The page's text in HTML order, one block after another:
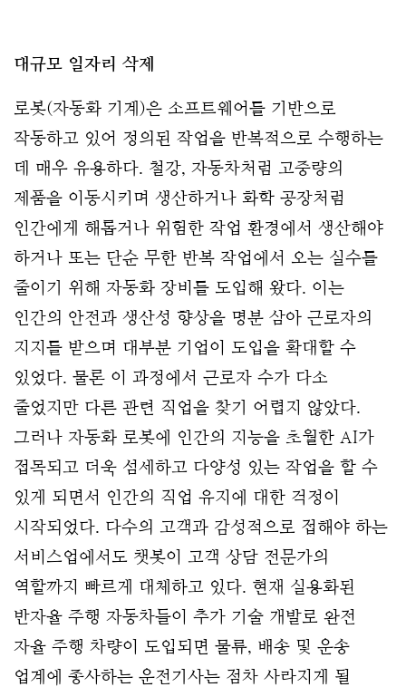
대규모 일자리 삭제
로봇(자동화 기계)은 소프트웨어를 기반으로
작동하고 있어 정의된 작업을 반복적으로 수행하는
데 매우 유용하다. 철강, 자동차처럼 고중량의
제품을 이동시키며 생산하거나 화학 공장처럼
인간에게 해롭거나 위험한 작업 환경에서 생산해야
하거나 또는 단순 무한 반복 작업에서 오는 실수를
줄이기 위해 자동화 장비를 도입해 왔다. 이는
인간의 안전과 생산성 향상을 명분 삼아 근로자의
지지를 받으며 대부분 기업이 도입을 확대할 수
있었다. 물론 이 과정에서 근로자 수가 다소
그러나 자동화 로봇에 인간의 지능을 초월한 AI가
접목되고 더욱 섬세하고 다양성 있는 작업을 할 수
있게 되면서 인간의 직업 유지에 대한 걱정이
시작되었다. 다수의 고객과 감성적으로 접해야 하는
서비스업에서도 챗봇이 고객 상담 전문가의
역할까지 빠르게 대체하고 있다. 현재 실용화된
반자율 주행 자동차들이 추가 기술 개발로 완전
자율 주행 차량이 도입되면 물류, 배송 및 운송
업계에 종사하는 운전기사는 점차 사라지게 될